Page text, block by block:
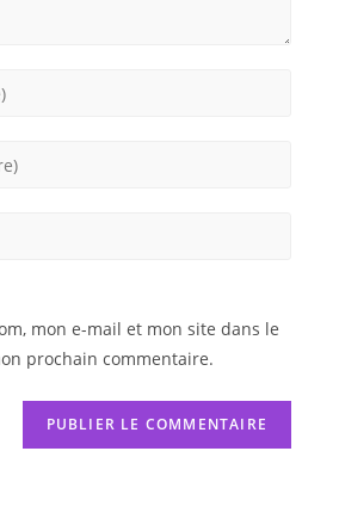
mon e-mail et mon site dans le
prochain commentaire.